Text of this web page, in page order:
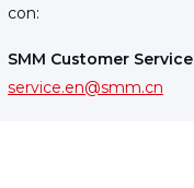
con:
SMM Customer Service
service.en@smm.cn